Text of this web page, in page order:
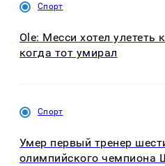
Спорт
Ole: Месси хотел улететь
когда тот умирал
Спорт
Умер первый тренер
олимпийского чемпиона